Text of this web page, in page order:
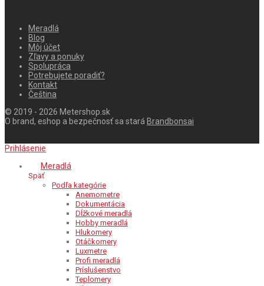
Meradlá
Blog
Môj účet
Zľavy a ponuky
Spolupráca
Potrebujete poradiť?
Kontakt
Čeština
© 2019 - 2026 Metershop.sk
O brand, eshop a bezpečnosť sa stará Brandbonsai
Prihlásenie
Meradlá
Späť
Podľa kategórie
Anemometre
Dokumentácia
Dĺžkové meradlá
Hobby meradlá
Hlukomery
Otáčkomery
Luxmetre
Profi meradlá
Príslušenstvo
Teplomery